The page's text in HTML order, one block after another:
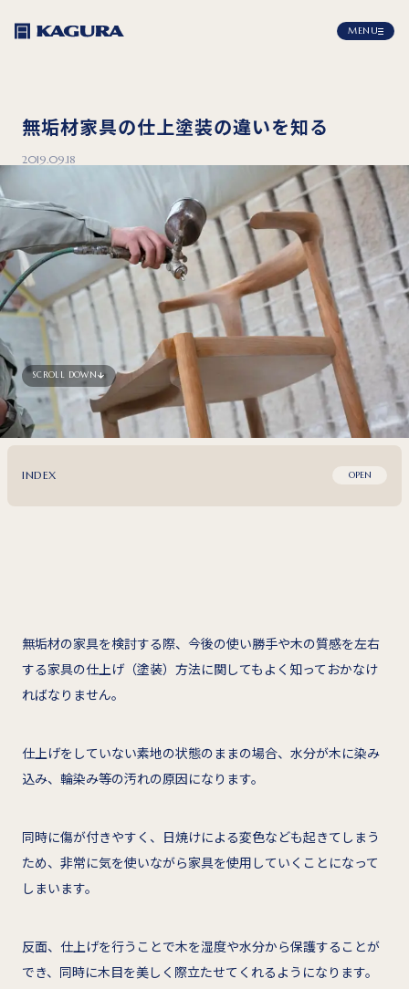
MENU
無垢材家具の仕上塗装の違いを知る
2019.09.18
SCROLL DOWN
INDEX OPEN
無垢材の家具を検討する際、今後の使い勝手や木の質感を左右
する家具の仕上げ（塗装）方法に関してもよく知っておかなけ
ればなりません。
仕上げをしていない素地の状態のままの場合、水分が木に染み
込み、輪染み等の汚れの原因になります。
同時に傷が付きやすく、日焼けによる変色なども起きてしまう
ため、非常に気を使いながら家具を使用していくことになって
しまいます。
反面、仕上げを行うことで木を湿度や水分から保護することが
でき、同時に木目を美しく際立たせてくれるようになります。